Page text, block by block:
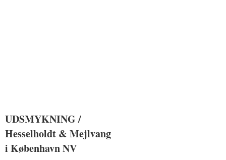
UDSMYKNING /
Hesselholdt & Mejlvang
i København NV
UDSMYKNING /
Hesselholdt & Mejlvang
i København NV